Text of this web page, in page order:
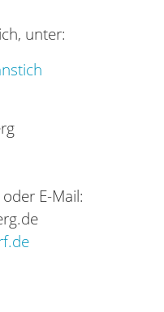
unter:
E-Mail: